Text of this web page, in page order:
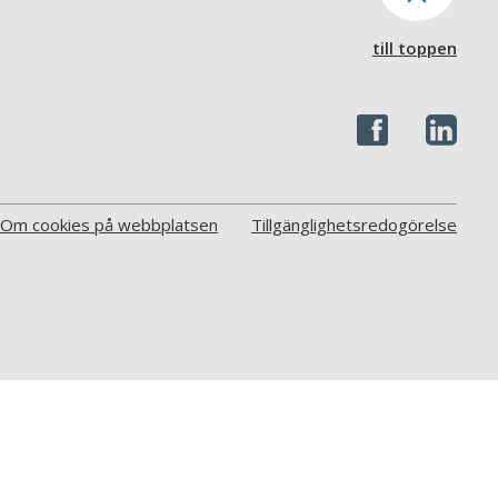
till toppen
Om cookies på webbplatsen Tillgänglighetsredogörelse